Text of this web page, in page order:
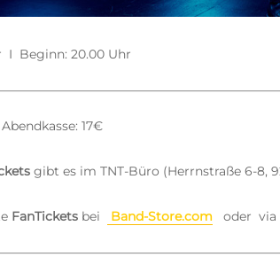
I Beginn: 20.00 Uhr
17€
gibt es im TNT-Büro (Herrnstraße 6-8,
FanTickets bei Band-Store.com oder via